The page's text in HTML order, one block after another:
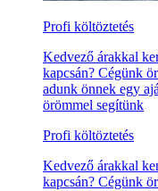
Profi költöztetés
Kedvező árakkal
kapcsán? Cégünk
adunk önnek egy
örömmel segítünk
Profi költöztetés
Kedvező árakkal
kapcsán? Cégünk